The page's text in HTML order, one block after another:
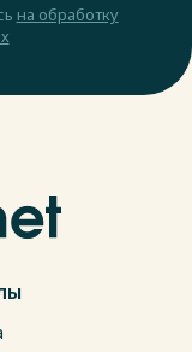
на обработку